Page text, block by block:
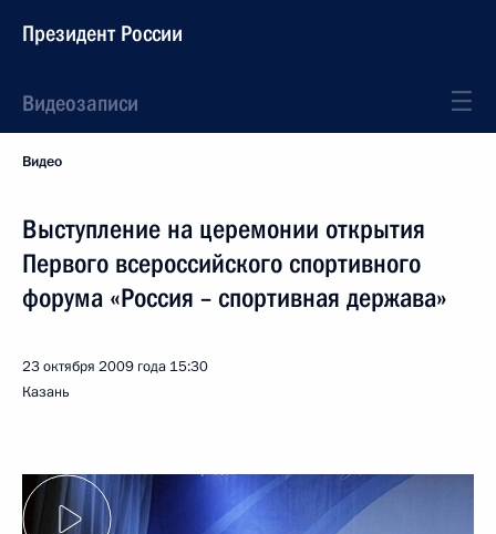
Президент России
Видеозаписи
Видео
Выступление на церемонии открытия
Первого всероссийского спортивного
форума «Россия – спортивная держава»
23 октября 2009 года 15:30
Казань